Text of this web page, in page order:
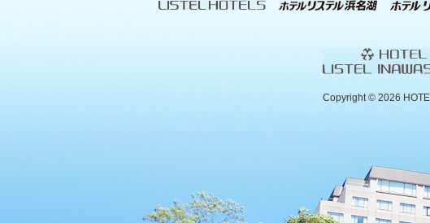
Copyright © 2026